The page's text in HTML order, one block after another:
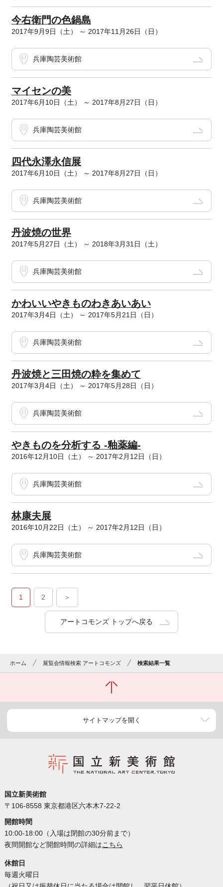
今右衛門の色鍋島
2017年9月9日（土） ～ 2017年11月26日（日）
兵庫陶芸美術館
マイセンの美
2017年6月10日（土） ～ 2017年8月27日（日）
兵庫陶芸美術館
四代永澤永信展
2017年6月10日（土） ～ 2017年8月27日（日）
兵庫陶芸美術館
丹波焼の世界
2017年5月27日（土） ～ 2018年3月31日（土）
兵庫陶芸美術館
かわいいやきものわきあいあい
2017年3月4日（土） ～ 2017年5月21日（日）
兵庫陶芸美術館
丹波焼と三田焼の粋を集めて
2017年3月4日（土） ～ 2017年5月28日（日）
兵庫陶芸美術館
やきものを分析する -釉薬編-
2016年12月10日（土） ～ 2017年2月12日（日）
兵庫陶芸美術館
林康夫展
2016年10月22日（土） ～ 2017年2月12日（日）
兵庫陶芸美術館
1 2 ＞
アートコモンズ トップへ戻る
ホーム 展覧会情報検索 アートコモンズ 検索結果一覧
サイトマップを開く
国立新美術館
〒106-8558 東京都港区六本木7-22-2
開館時間
10:00-18:00（入場は閉館の30分前まで）
夜間開館など開館時間の詳細はこちら
休館日
毎週火曜日